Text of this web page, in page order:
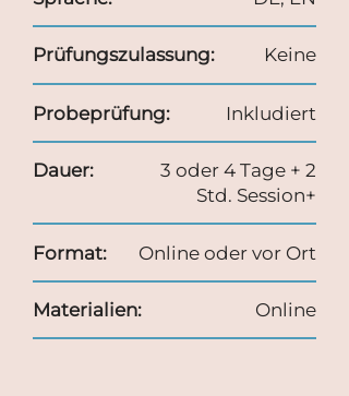
Prüfungszulassung: Keine
Probeprüfung: Inkludiert
Dauer:
3 oder 4 Tage + 2
Std. Session+
Format: Online oder vor Ort
Materialien: Online